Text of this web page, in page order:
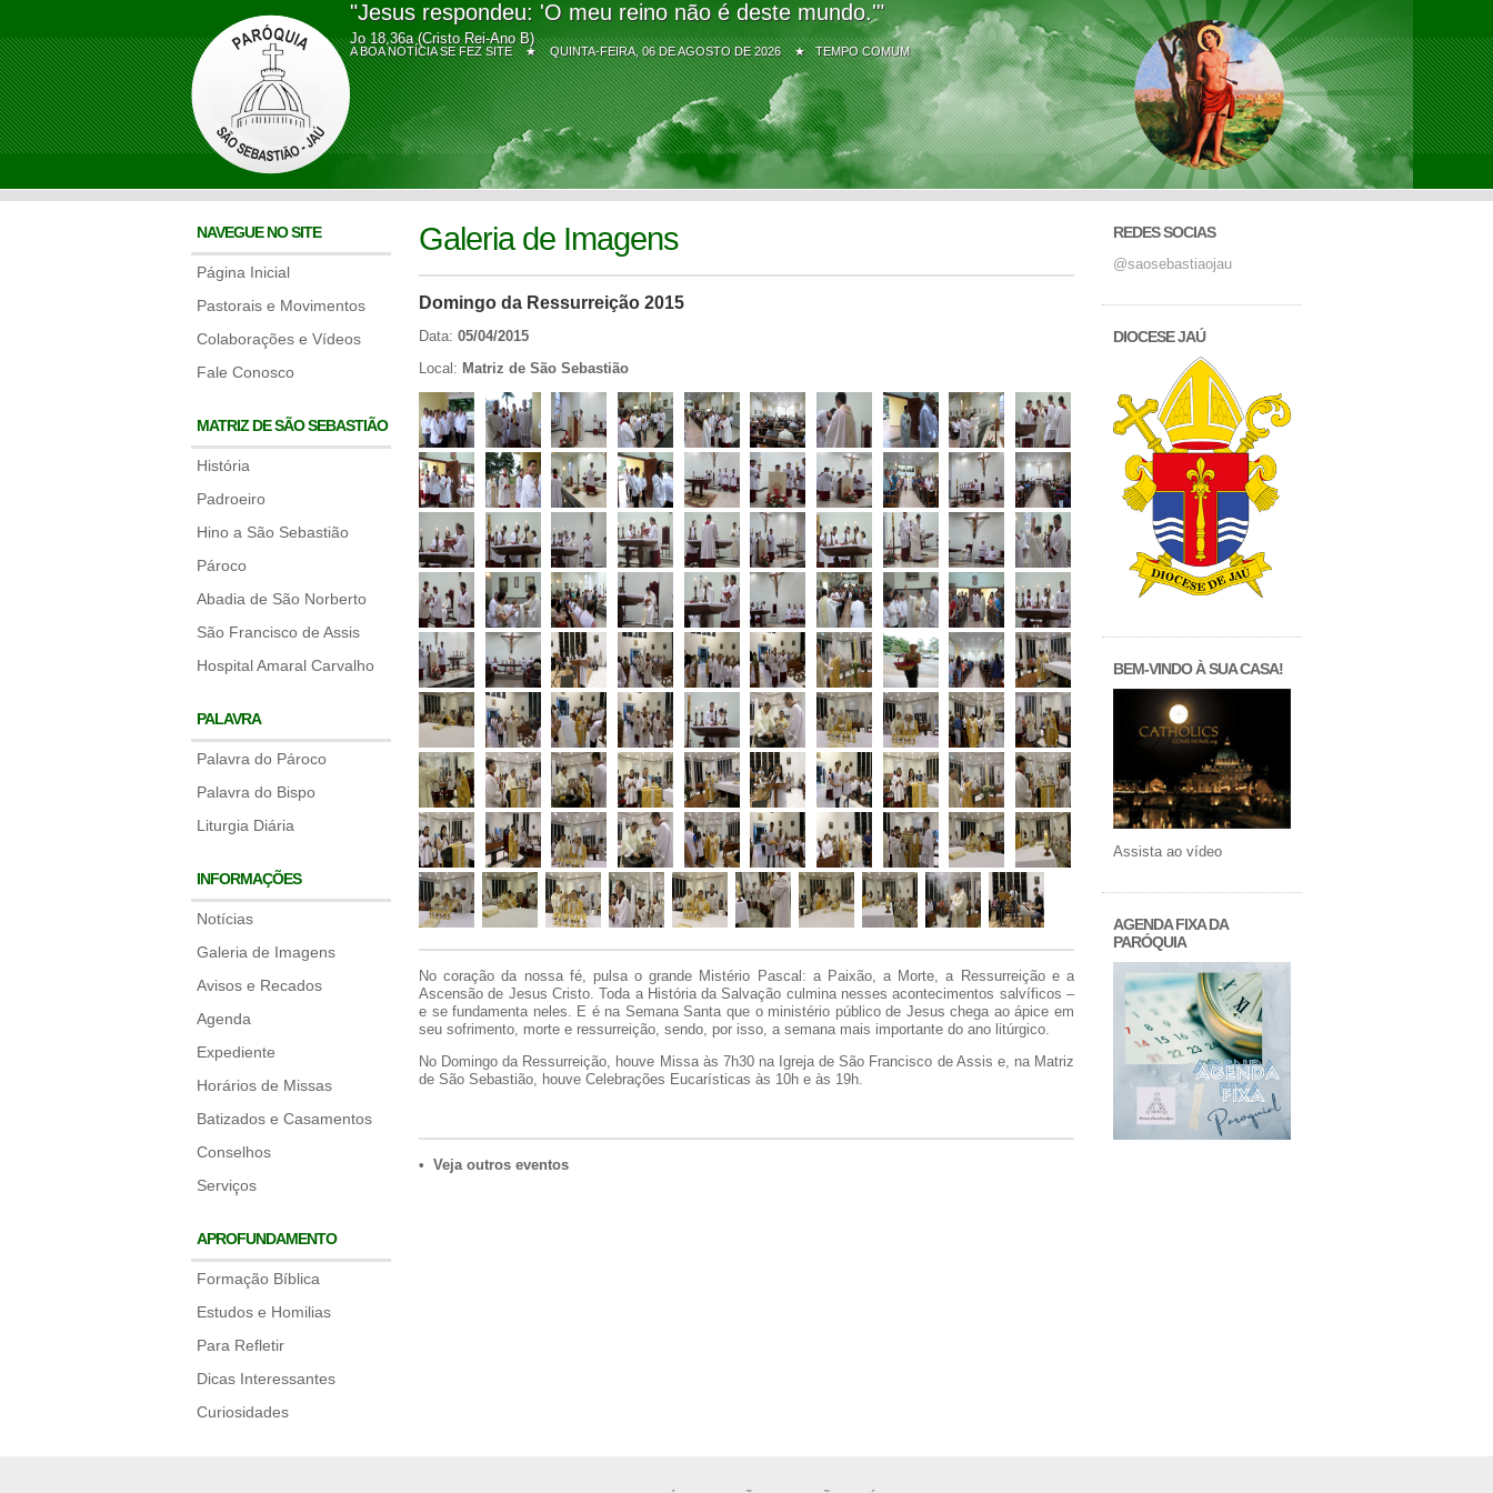
"Jesus respondeu: 'O meu reino não é deste mundo.'"
Jo 18,36a (Cristo Rei-Ano B)
A BOA NOTÍCIA SE FEZ SITE ★QUINTA-FEIRA, 06 DE AGOSTO DE 2026 ★ TEMPO COMUM
NAVEGUE NO SITE
Página Inicial
Pastorais e Movimentos
Colaborações e Vídeos
Fale Conosco
MATRIZ DE SÃO SEBASTIÃO
História
Padroeiro
Hino a São Sebastião
Pároco
Abadia de São Norberto
São Francisco de Assis
Hospital Amaral Carvalho
PALAVRA
Palavra do Pároco
Palavra do Bispo
Liturgia Diária
INFORMAÇÕES
Notícias
Galeria de Imagens
Avisos e Recados
Agenda
Expediente
Horários de Missas
Batizados e Casamentos
Conselhos
Serviços
APROFUNDAMENTO
Formação Bíblica
Estudos e Homilias
Para Refletir
Dicas Interessantes
Curiosidades
Galeria de Imagens
Domingo da Ressurreição 2015
Data: 05/04/2015
Local: Matriz de São Sebastião
No coração da nossa fé, pulsa o grande Mistério Pascal: a Paixão, a Morte, a Ressurreição e a
Ascensão de Jesus Cristo. Toda a História da Salvação culmina nesses acontecimentos salvíficos –
e se fundamenta neles. E é na Semana Santa que o ministério público de Jesus chega ao ápice em
seu sofrimento, morte e ressurreição, sendo, por isso, a semana mais importante do ano litúrgico.
No Domingo da Ressurreição, houve Missa às 7h30 na Igreja de São Francisco de Assis e, na Matriz
de São Sebastião, houve Celebrações Eucarísticas às 10h e às 19h.
• Veja outros eventos
REDES SOCIAS
@saosebastiaojau
DIOCESE JAÚ
BEM-VINDO À SUA CASA!
Assista ao vídeo
AGENDA FIXA DA
PARÓQUIA